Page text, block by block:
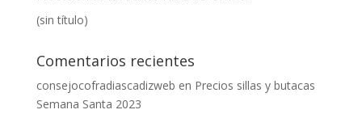
(sin título)
Comentarios recientes
consejocofradiascadizweb en Precios sillas y butacas
Semana Santa 2023